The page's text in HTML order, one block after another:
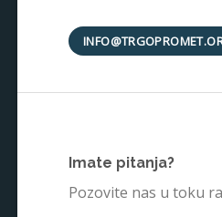
Imate pitanja?
Pozovite nas u toku